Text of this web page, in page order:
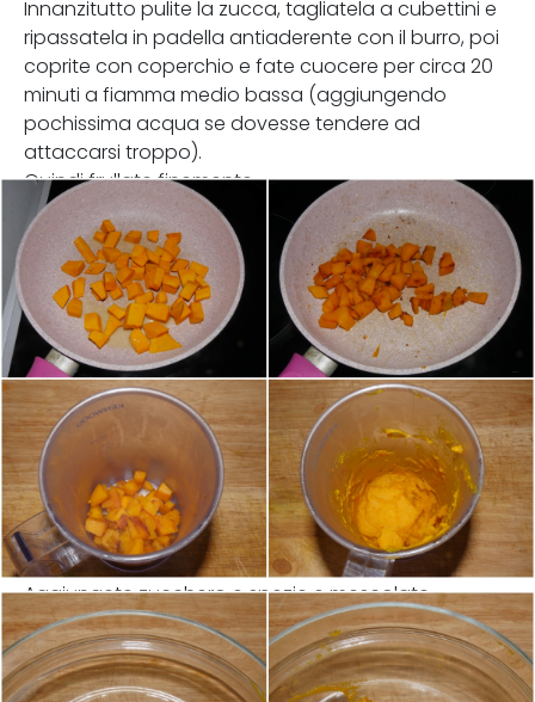
Innanzitutto pulite la zucca, tagliatela a cubettini e
ripassatela in padella antiaderente con il burro, poi
coprite con coperchio e fate cuocere per circa 20
minuti a fiamma medio bassa (aggiungendo
pochissima acqua se dovesse tendere ad
attaccarsi troppo).
Quindi frullate finemente.
Aggiungete zucchero e spezie e mescolate.